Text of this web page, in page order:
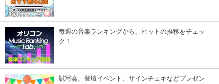
毎週の音楽ランキングから、ヒットの推移をチェッ
ク！
試写会、登壇イベント、サインチェキなどプレゼン